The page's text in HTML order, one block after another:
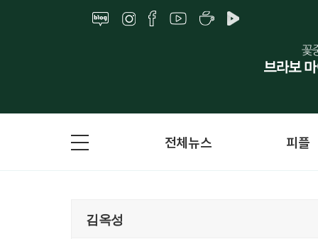
전체뉴스 피플